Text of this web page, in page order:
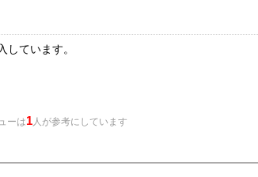
ています。
ーは1人が参考にしています